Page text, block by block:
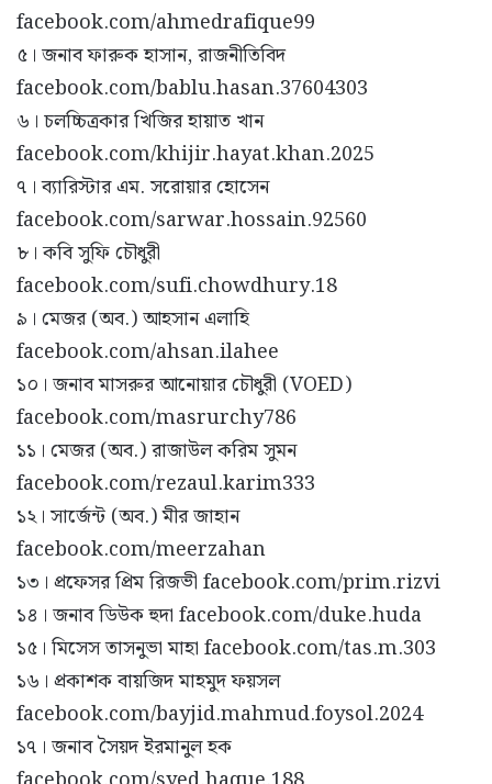
facebook.com/ahmedrafique99
৫। জনাব ফারুক হাসান, রাজনীতিবিদ
facebook.com/bablu.hasan.37604303
৬। চলচ্চিত্রকার খিজির হায়াত খান
facebook.com/khijir.hayat.khan.2025
৭। ব্যারিস্টার এম. সরোয়ার হোসেন
facebook.com/sarwar.hossain.92560
৮। কবি সুফি চৌধুরী
facebook.com/sufi.chowdhury.18
৯। মেজর (অব.) আহসান এলাহি
facebook.com/ahsan.ilahee
১০। জনাব মাসরুর আনোয়ার চৌধুরী (VOED)
facebook.com/masrurchy786
১১। মেজর (অব.) রাজাউল করিম সুমন
facebook.com/rezaul.karim333
১২। সার্জেন্ট (অব.) মীর জাহান
facebook.com/meerzahan
১৩। প্রফেসর প্রিম রিজভী facebook.com/prim.rizvi
১৪। জনাব ডিউক হুদা facebook.com/duke.huda
১৫। মিসেস তাসনুভা মাহা facebook.com/tas.m.303
১৬। প্রকাশক বায়জিদ মাহমুদ ফয়সল
facebook.com/bayjid.mahmud.foysol.2024
১৭। জনাব সৈয়দ ইরমানুল হক